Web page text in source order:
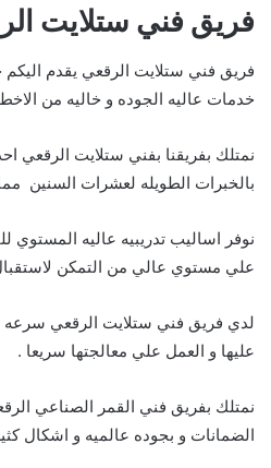
فريق فني ستلايت
فريق فني ستلايت الرقعي يقدم اليكم
خدمات عاليه الجوده و خاليه من
نمتلك بفريقنا بفني ستلايت الرقعي
بالخبرات الطويله لعشرات السنين مما
نوفر اساليب تدريبيه عاليه المستوي
علي مستوي عالي من التمكن
لدي فريق فني ستلايت الرقعي سرعه
عليها و العمل علي معالجتها سريعا .
نمتلك بفريق فني القمر الصناعي
الضمانات و بجوده عالميه و اشكال